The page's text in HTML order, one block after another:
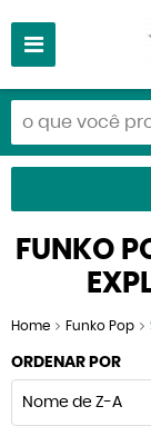
FUNKO
Home Funko Pop
ORDENAR POR
Nome de Z-A